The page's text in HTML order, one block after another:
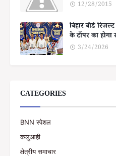
12/28/2015
बिहार बोर्ड
के टॉपर का
3/24/2026
CATEGORIES
BNN स्पेशल
कलुआही
क्षेत्रीय समाचार